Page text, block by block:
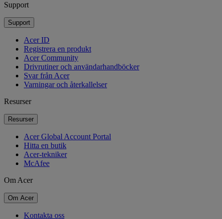
Support
Support
Acer ID
Registrera en produkt
Acer Community
Drivrutiner och användarhandböcker
Svar från Acer
Varningar och återkallelser
Resurser
Resurser
Acer Global Account Portal
Hitta en butik
Acer-tekniker
McAfee
Om Acer
Om Acer
Kontakta oss